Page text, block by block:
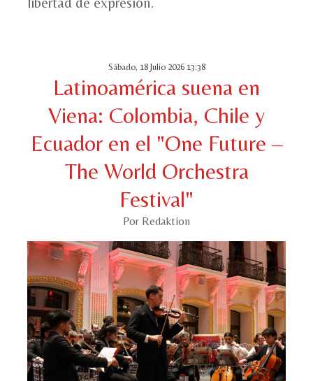
Sábado, 18 Julio 2026 13:38
Latinoamérica suena en
Viena: Colombia, Chile y
Ecuador en el "One Future –
The World Orchestra
Festival"
Por Redaktion